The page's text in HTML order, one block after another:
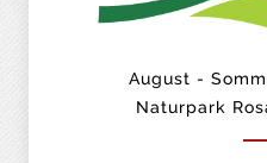
August -
Naturpark